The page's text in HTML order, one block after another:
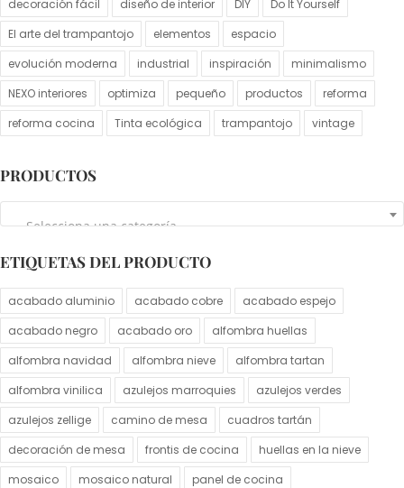
decoración fácil diseño de interior DIY
Do It Yourself
El arte del trampantojo
elementos
espacio
evolución moderna
industrial inspiración
minimalismo
NEXO interiores
optimiza pequeño productos
reforma
reforma cocina
Tinta ecológica trampantojo vintage
PRODUCTOS
Selecciona una categoría
ETIQUETAS DEL PRODUCTO
acabado aluminio acabado cobre
acabado espejo
acabado negro
acabado oro
alfombra huellas
alfombra navidad
alfombra nieve
alfombra tartan
alfombra vinilica
azulejos marroquies
azulejos verdes
azulejos zellige
camino de mesa
cuadros tartán
decoración de mesa
frontis de cocina
huellas en la nieve
mosaico
mosaico natural
panel de cocina